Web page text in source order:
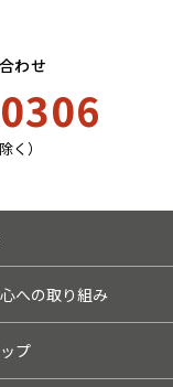
わせ
く）
への取り組み
プ